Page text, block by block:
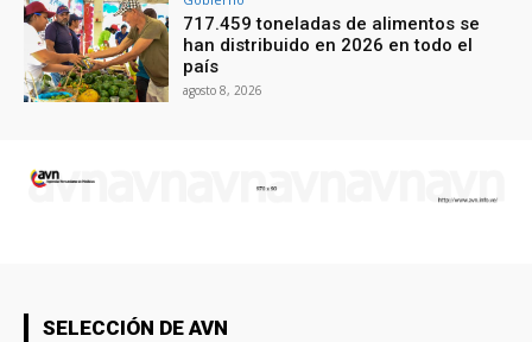
717.459 toneladas de alimentos se
han distribuido en 2026 en todo el
país
agosto 8, 2026
SELECCIÓN DE AVN